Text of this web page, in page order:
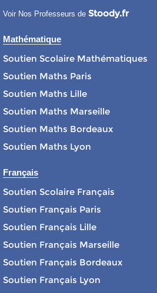
Voir Nos Professeurs de Stoody.fr
Mathématique
Soutien Scolaire Mathématiques
Soutien Maths Paris
Soutien Maths Lille
Soutien Maths Marseille
Soutien Maths Bordeaux
Soutien Maths Lyon
Français
Soutien Scolaire Français
Soutien Français Paris
Soutien Français Lille
Soutien Français Marseille
Soutien Français Bordeaux
Soutien Français Lyon